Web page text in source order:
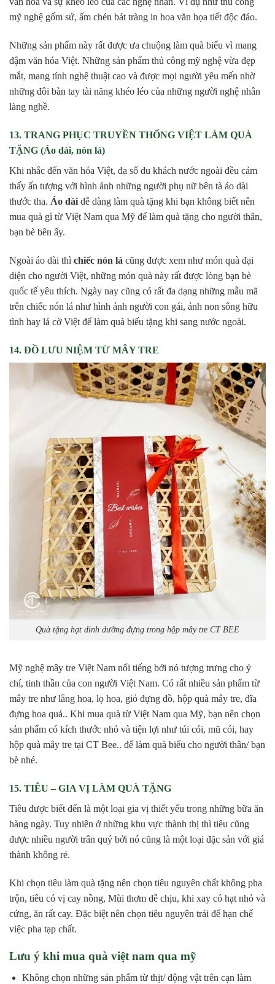
mỹ nghệ gốm sứ, ấm chén bát tràng in hoa văn họa tiết độc đáo.
Những sản phẩm này rất được ưa chuộng làm quà biếu vì mang
đậm văn hóa Việt. Những sản phẩm thủ công mỹ nghệ vừa đẹp
mắt, mang tính nghệ thuật cao và được mọi người yêu mến nhờ
những đôi bàn tay tài năng khéo léo của những người nghệ nhân
làng nghề.
13. TRANG PHỤC TRUYỀN THỐNG VIỆT LÀM QUÀ
TẶNG (Áo dài, nón lá)
Khi nhắc đến văn hóa Việt, đa số du khách nước ngoài đều cảm
thấy ấn tượng với hình ảnh những người phụ nữ bên tà áo dài
thước tha. Áo dài dễ dàng làm quà tặng khi bạn không biết nên
mua quà gì từ Việt Nam qua Mỹ để làm quà tặng cho người thân,
bạn bè bên ấy.
Ngoài áo dài thì chiếc nón lá cũng được xem như món quà đại
diện cho người Việt, những món quà này rất được lòng bạn bè
quốc tế yêu thích. Ngày nay cũng có rất đa dạng những mẫu mã
trên chiếc nón lá như hình ảnh người con gái, ảnh non sông hữu
tình hay lá cờ Việt để làm quà biếu tặng khi sang nước ngoài.
14. ĐỒ LƯU NIỆM TỪ MÂY TRE
Quà tặng hạt dinh dưỡng đựng trong hộp mây tre CT BEE
Mỹ nghệ mây tre Việt Nam nổi tiếng bởi nó tượng trưng cho ý
chí, tinh thần của con người Việt Nam. Có rất nhiều sản phẩm từ
mây tre như lẵng hoa, lọ hoa, giỏ đựng đồ, hộp quà mây tre, đĩa
đựng hoa quả.. Khi mua quà từ Việt Nam qua Mỹ, bạn nên chọn
sản phẩm có kích thước nhỏ và tiện lợi như túi cói, mũ cói, hay
hộp quà mây tre tại CT Bee.. để làm quà biếu cho người thân/ bạn
bè nhé.
15. TIÊU – GIA VỊ LÀM QUÀ TẶNG
Tiêu được biết đến là một loại gia vị thiết yếu trong những bữa ăn
hàng ngày. Tuy nhiên ở những khu vực thành thị thì tiêu cũng
được nhiều người trân quý bởi nó cũng là một loại đặc sản với giá
thành không rẻ.
Khi chọn tiêu làm quà tặng nên chọn tiêu nguyên chất không pha
trộn, tiêu có vị cay nồng, Mùi thơm dễ chịu, khi xay có hạt nhỏ và
cứng, ăn rất cay. Đặc biệt nên chọn tiêu nguyên trái để hạn chế
việc pha tạp chất.
Lưu ý khi mua quà việt nam qua mỹ
Không chọn những sản phẩm từ thịt/ động vật trên cạn làm